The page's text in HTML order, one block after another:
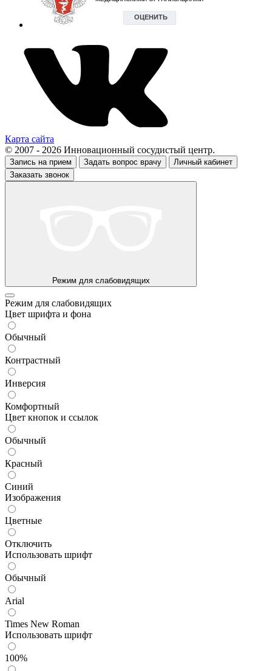
Карта сайта
© 2007 - 2026 Инновационный сосудистый центр.
Запись на прием Задать вопрос врачу
Личный кабинет
Заказать звонок
Режим для слабовидящих
Режим для слабовидящих
Цвет шрифта и фона
Обычный
Контрастный
Инверсия
Комфортный
Цвет кнопок и ссылок
Обычный
Красный
Синий
Изображения
Цветные
Отключить
Использовать шрифт
Обычный
Arial
Times New Roman
Использовать шрифт
100%